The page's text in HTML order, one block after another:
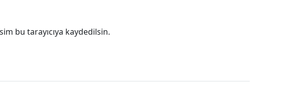
bu tarayıcıya kaydedilsin.